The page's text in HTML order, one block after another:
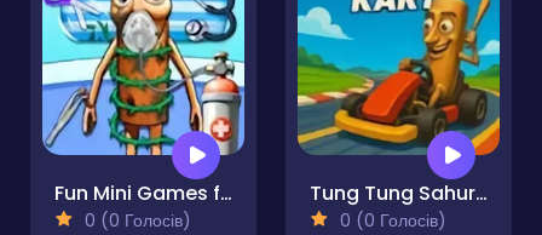
Fun Mini Games for Kids
0 (0 Голосів)
Tung Tung Sahur Kart
0 (0 Голосів)